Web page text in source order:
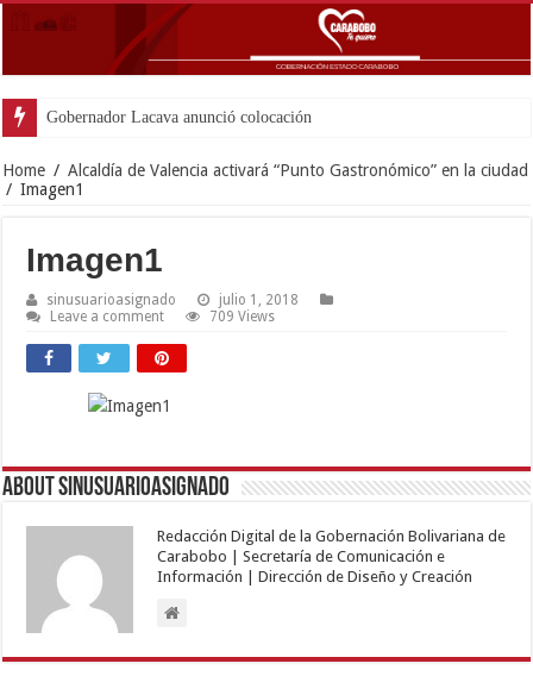
Gobernador Lacava anunció colocación de más de m
Home / Alcaldía de Valencia activará “Punto Gastronómico” en la ciudad
/ Imagen1
Imagen1
sinusuarioasignado
julio 1, 2018
Leave a comment
709 Views
About sinusuarioasignado
Redacción Digital de la Gobernación Bolivariana de
Carabobo | Secretaría de Comunicación e
Información | Dirección de Diseño y Creación